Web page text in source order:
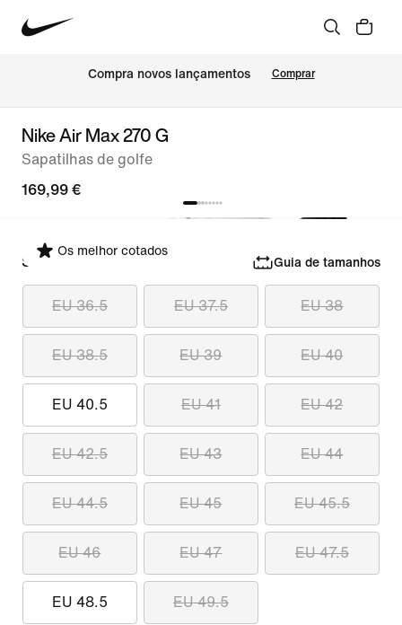
Compra novos lançamentos Comprar
Nike Air Max 270 G
Sapatilhas de golfe
169,99 €
Os melhor cotados
Selecionar tamanho Guia de tamanhos
EU 36.5 EU 37.5 EU 38
EU 38.5 EU 39 EU 40
EU 40.5 EU 41 EU 42
EU 42.5 EU 43 EU 44
EU 44.5 EU 45 EU 45.5
EU 46 EU 47 EU 47.5
EU 48.5 EU 49.5